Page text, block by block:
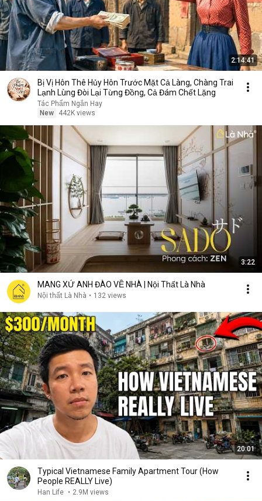
2:14:41
Bị Vị Hôn Thê Hủy Hôn Trước Mặt Cả Làng, Chàng Trai
Lạnh Lùng Đòi Lại Từng Đồng, Cả Đám Chết Lặng
Tác Phẩm Ngắn Hay
New
442K views
3:22
MANG XỨ ANH ĐÀO VỀ NHÀ | Nội Thất Là Nhà
Nội thất Là Nhà • 132 views
20:01
Typical Vietnamese Family Apartment Tour (How
People REALLY Live)
Han Life • 2.9M views